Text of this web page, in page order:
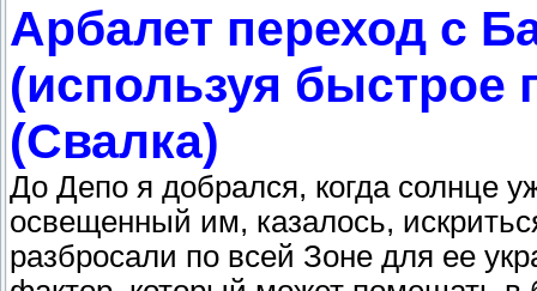
Арбалет переход с
(используя
(Свалка)
До Депо я добрался, когда солнце
освещенный им, казалось,
разбросали по всей Зоне для ее